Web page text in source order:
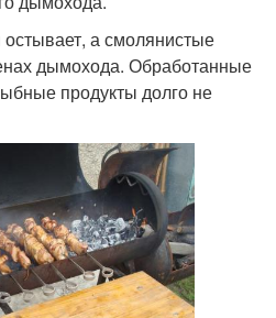
а смолянистые
дымохода. Обработанные
продукты долго не